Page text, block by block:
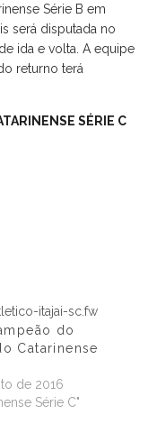
Série B em
será disputada no
ida e volta. A equipe
returno terá
SÉRIE C
do
Catarinense
de 2016
Série C"